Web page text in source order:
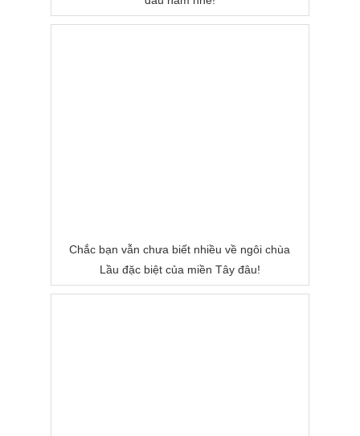
Chắc bạn vẫn chưa biết nhiều về ngôi chùa
Lầu đặc biệt của miền Tây đâu!